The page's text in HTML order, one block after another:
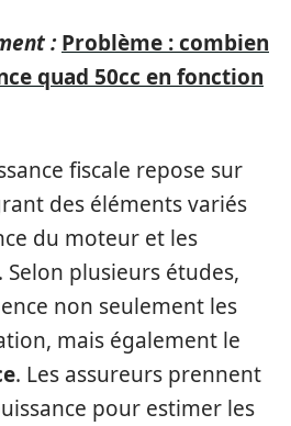
: Problème : combien
quad 50cc en fonction
fiscale repose sur
des éléments variés
du moteur et les
Selon plusieurs études,
non seulement les
mais également le
. Les assureurs prennent
pour estimer les